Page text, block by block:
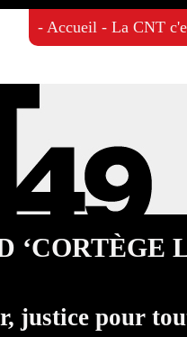
Accueil La CNT
‘CORTÈGE
justice pour